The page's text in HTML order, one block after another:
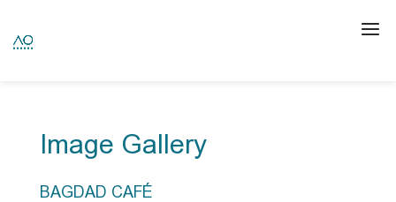
Image Gallery
BAGDAD CAFÉ